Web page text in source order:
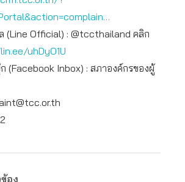
(Line Official) : @tccthailand คลิก
uhDyO1U
(Facebook Inbox) : สภาองค์กรของผู้
อง